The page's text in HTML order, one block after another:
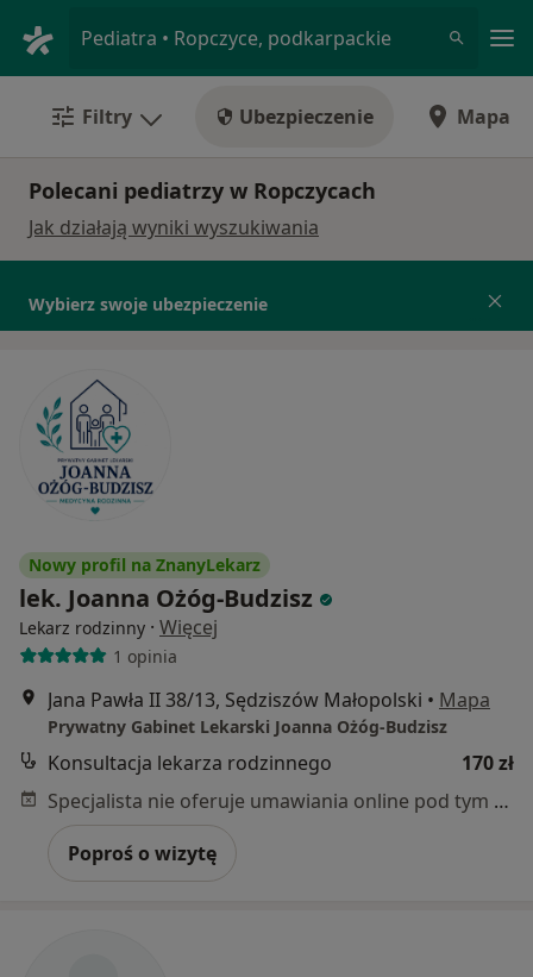
Pediatra • Ropczyce, podkarpackie
Filtry Ubezpieczenie Mapa
Polecani pediatrzy w Ropczycach
Jak działają wyniki wyszukiwania
Wybierz swoje ubezpieczenie
Nowy profil na ZnanyLekarz
lek. Joanna Ożóg-Budzisz
Lekarz rodzinny · Więcej
1 opinia
Jana Pawła II 38/13, Sędziszów Małopolski • Mapa
Prywatny Gabinet Lekarski Joanna Ożóg-Budzisz
Konsultacja lekarza rodzinnego
170 zł
Specjalista nie oferuje umawiania online pod tym adresem.
Poproś o wizytę